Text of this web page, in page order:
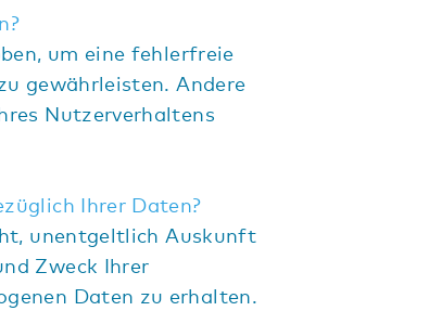
um eine fehlerfreie
gewährleisten. Andere
Nutzerverhaltens
Ihrer Daten?
unentgeltlich Auskunft
Zweck Ihrer
Daten zu erhalten.